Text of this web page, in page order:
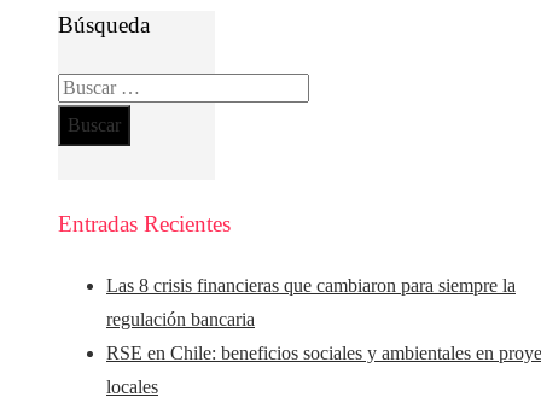
Búsqueda
Buscar:
Entradas Recientes
Las 8 crisis financieras que cambiaron para siempre la
regulación bancaria
RSE en Chile: beneficios sociales y ambientales en
locales